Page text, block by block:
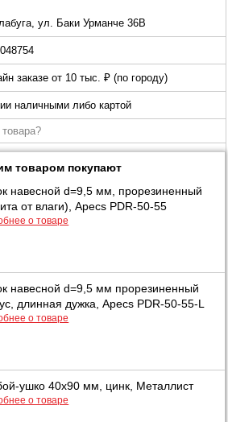
ул. Баки Урманче 36В
заказе от 10 тыс. ₽ (по городу)
наличными либо картой
товаром покупают
навесной d=9,5 мм, прорезиненный
от влаги), Apecs PDR-50-55
о товаре
навесной d=9,5 мм прорезиненный
длинная дужка, Apecs PDR-50-55-L
о товаре
ушко 40х90 мм, цинк, Металлист
о товаре